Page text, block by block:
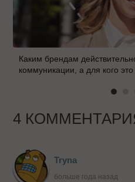
Каким брендам
коммуникации, а для кого
4
Tryna
больше года назад